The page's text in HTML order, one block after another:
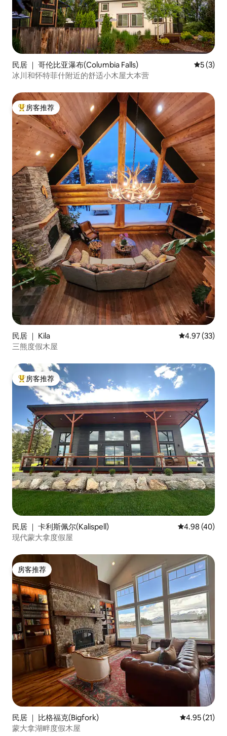
民居 ｜ 哥伦比亚瀑布(Columbia Falls) 平均评分
5 (3)
冰川和怀特菲什附近的舒适小木屋大本营
热门「房客推荐」
房客推荐
民居 ｜ Kila 平均评分
4.97 (33)
三熊度假木屋
热门「房客推荐」
房客推荐
民居 ｜ 卡利斯佩尔(Kalispell) 平均评分
4.98 (40)
现代蒙大拿度假屋
房客推荐
房客推荐
民居 ｜ 比格福克(Bigfork) 平均评分
4.95 (21)
蒙大拿湖畔度假木屋